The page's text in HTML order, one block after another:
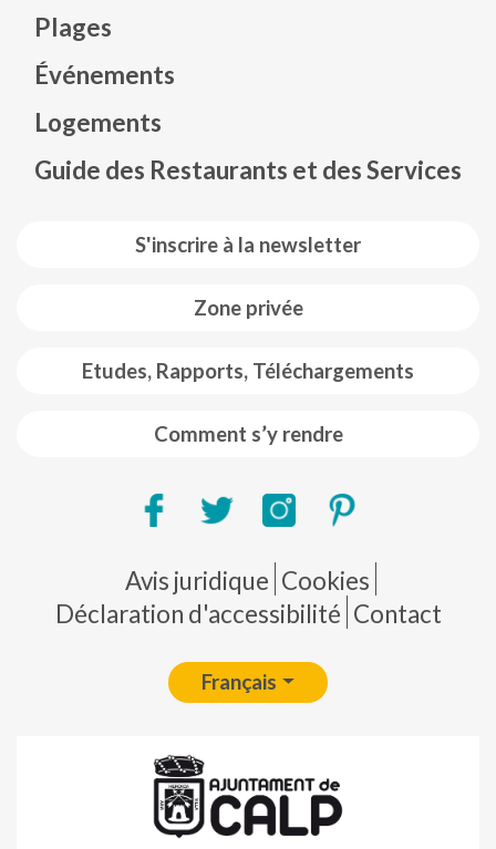
S'inscrire à la newsletter
Zone privée
Etudes, Rapports, Téléchargements
Comment s’y rendre
Plages
Événements
Logements
Guide des Restaurants et des Services
Pie de página
Avis juridique Cookies
Déclaration d'accessibilité Contact
Français